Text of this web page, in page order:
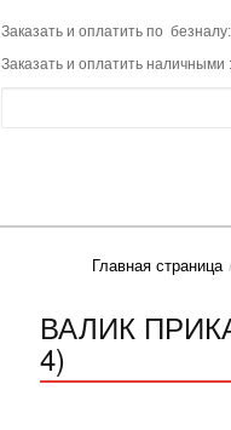
Заказать и оплатить по
Заказать и оплатить наличными
Главная страница
ВАЛИК
4)